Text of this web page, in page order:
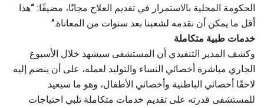
الحكومة المحلية بالاستمرار في تقديم العلاج مجانًا، مضيفًا: “هذا
أقل ما يمكن أن نقدمه لشعبنا بعد سنوات من المعاناة.”
خدمات طبية متكاملة
وكشف المدير التنفيذي أن المستشفى سيشهد خلال الأسبوع
الجاري مباشرة أخصائي النساء والتوليد لعمله، على أن ينضم إليه
لاحقًا أخصائي الباطنية وأخصائي الأطفال، وهو ما سيعيد
للمستشفى قدرته على تقديم خدمات متكاملة تلبي احتياجات